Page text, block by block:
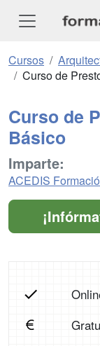
Cursos
Curso de
Curso de
Básico
Imparte:
ACEDIS